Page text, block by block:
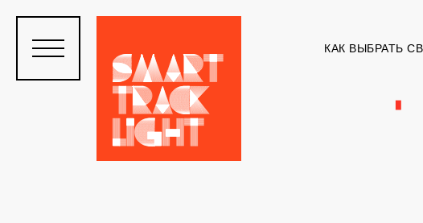
КАК ВЫБРАТЬ